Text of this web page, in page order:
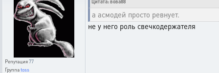
Репутация77
Группаtoss
Цитата: вова88
а асмодей просто ревнует.
не у него роль свечкодержателя